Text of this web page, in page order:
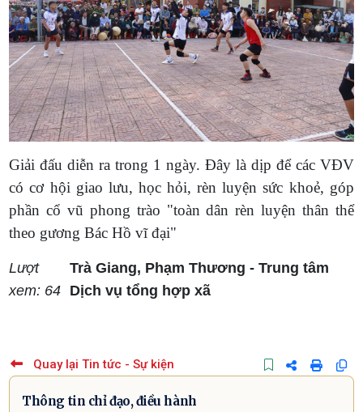
Giải đấu diễn ra trong 1 ngày. Đây là dịp để các VĐV
có cơ hội giao lưu, học hỏi, rèn luyện sức khoẻ, góp
phần cổ vũ phong trào "toàn dân rèn luyện thân thể
theo gương Bác Hồ vĩ đại"
Lượt
xem: 64
Trà Giang, Phạm Thương - Trung tâm
Dịch vụ tổng hợp xã
Quay lại Tin tức - Sự kiện
Thông tin chỉ đạo, điều hành